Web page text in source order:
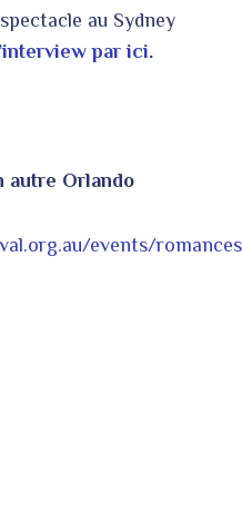
au Sydney
par ici.
autre Orlando
events/